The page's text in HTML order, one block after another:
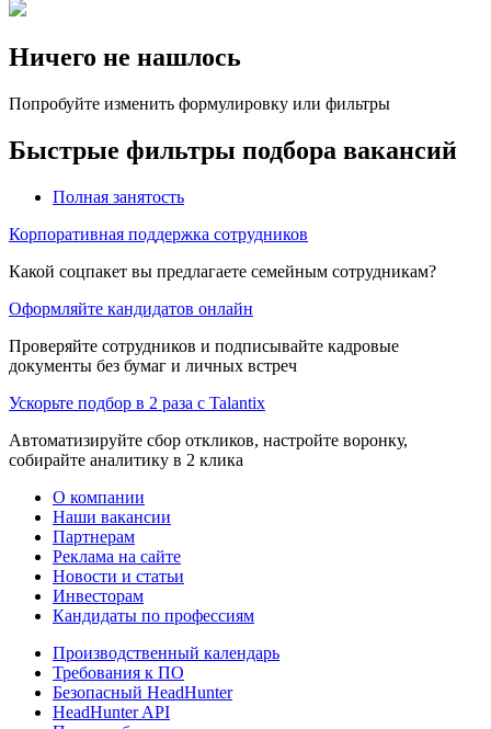
Ничего не нашлось
Попробуйте изменить формулировку или фильтры
Быстрые фильтры подбора вакансий
Полная занятость
Корпоративная поддержка сотрудников
Какой соцпакет вы предлагаете семейным сотрудникам?
Оформляйте кандидатов онлайн
Проверяйте сотрудников и подписывайте кадровые
документы без бумаг и личных встреч
Ускорьте подбор в 2 раза с Talantix
Автоматизируйте сбор откликов, настройте воронку,
собирайте аналитику в 2 клика
О компании
Наши вакансии
Партнерам
Реклама на сайте
Новости и статьи
Инвесторам
Кандидаты по профессиям
Производственный календарь
Требования к ПО
Безопасный HeadHunter
HeadHunter API